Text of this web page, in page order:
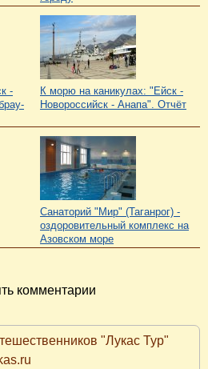
-
К морю на каникулах: "Ейск -
Новороссийск - Анапа". Отчёт
Санаторий "Мир" (Таганрог) -
оздоровительный комплекс на
Азовском море
комментарии
"Лукас Тур"